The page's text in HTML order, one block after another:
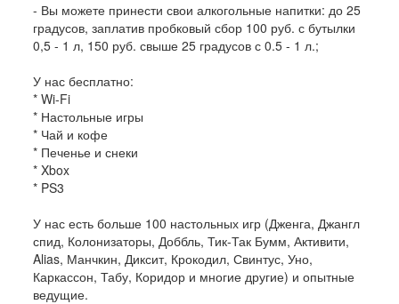
- Вы можете принести свои алкогольные напитки: до 25
градусов, заплатив пробковый сбор 100 руб. с бутылки
0,5 - 1 л, 150 руб. свыше 25 градусов с 0.5 - 1 л.;
У нас бесплатно:
* Wi-Fi
* Настольные игры
* Чай и кофе
* Печенье и снеки
* Xbox
* PS3
У нас есть больше 100 настольных игр (Дженга, Джангл
спид, Колонизаторы, Доббль, Тик-Так Бумм, Активити,
Alias, Манчкин, Диксит, Крокодил, Свинтус, Уно,
Каркассон, Табу, Коридор и многие другие) и опытные
ведущие.